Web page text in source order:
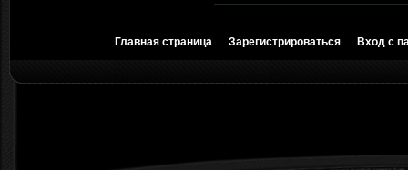
Главная страница Зарегистрироваться Вход с